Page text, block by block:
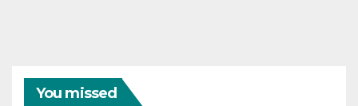
You missed